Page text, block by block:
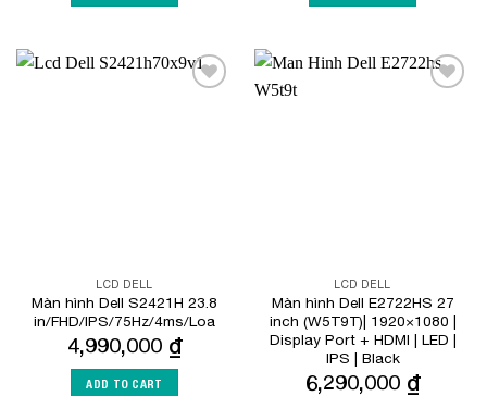
LCD DELL
Màn hình Dell S2421H 23.8
in/FHD/IPS/75Hz/4ms/Loa
4,990,000 ₫
ADD TO CART
LCD DELL
Màn hình Dell E2722HS 27
inch (W5T9T)| 1920×1080 |
Display Port + HDMI | LED |
IPS | Black
6,290,000 ₫